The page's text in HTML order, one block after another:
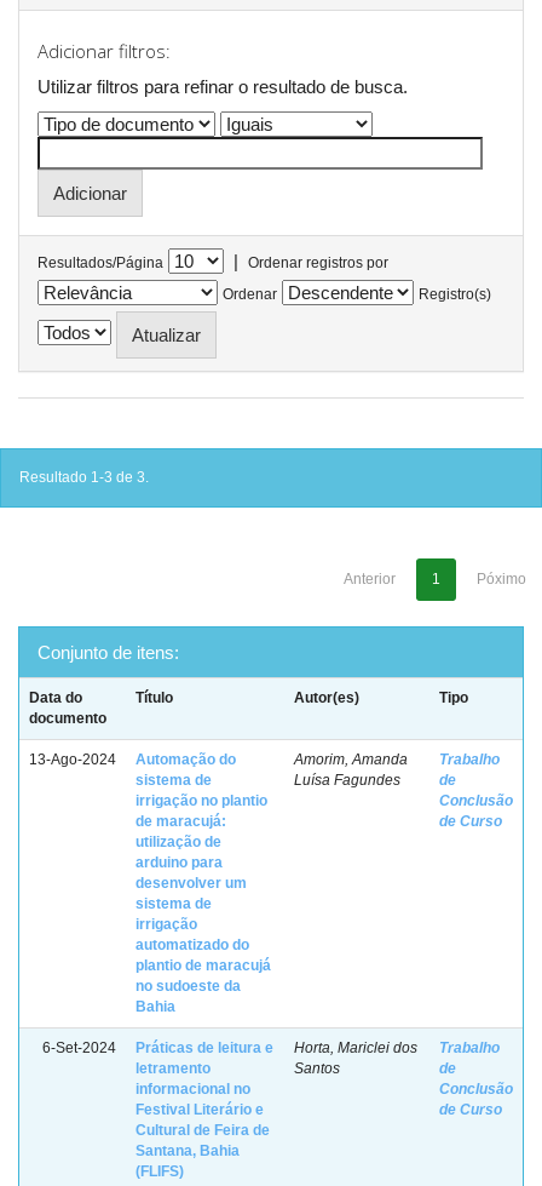
Adicionar filtros:
Utilizar filtros para refinar o resultado de busca.
Resultados/Página |
Ordenar registros por
Ordenar
Registro(s)
Resultado 1-3 de 3.
Anterior 1 Póximo
Conjunto de itens:
Data do
documento
Título Autor(es) Tipo
13-Ago-2024
Automação do
sistema de
irrigação no plantio
de maracujá:
utilização de
arduino para
desenvolver um
sistema de
irrigação
automatizado do
plantio de maracujá
no sudoeste da
Bahia
Amorim, Amanda
Luísa Fagundes
Trabalho
de
Conclusão
de Curso
6-Set-2024
Práticas de leitura e
letramento
informacional no
Festival Literário e
Cultural de Feira de
Santana, Bahia
(FLIFS)
Horta, Mariclei dos
Santos
Trabalho
de
Conclusão
de Curso